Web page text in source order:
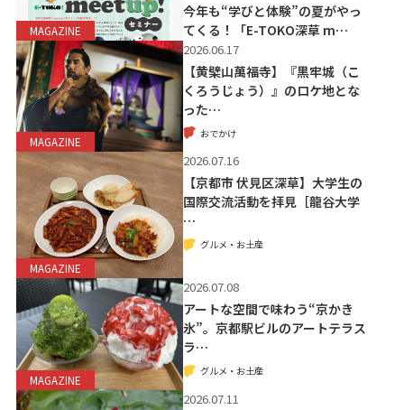
MAGAZINE
今年も“学びと体験”の夏がやっ
てくる！「E-TOKO深草 m…
MAGAZINE
2026.06.17
【黄檗山萬福寺】『黒牢城（こ
くろうじょう）』のロケ地とな
った…
おでかけ
MAGAZINE
2026.07.16
【京都市 伏見区深草】大学生の
国際交流活動を拝見［龍谷大学
…
グルメ・お土産
MAGAZINE
2026.07.08
アートな空間で味わう“京かき
氷”。京都駅ビルのアートテラス
ラ…
グルメ・お土産
2026.07.11